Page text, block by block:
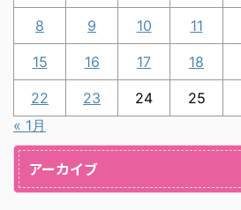
8 9 10 11
15 16 17 18
22 23 24 25
« 1月
アーカイブ